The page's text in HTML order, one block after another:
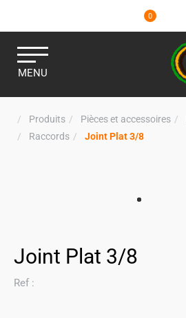
0
MENU
Produits Pièces et accessoires
Raccords
Joint Plat 3/8
Joint Plat 3/8
Ref :